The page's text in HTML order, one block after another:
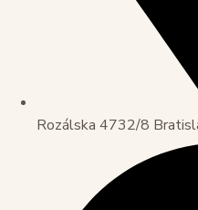
Rozálska 4732/8